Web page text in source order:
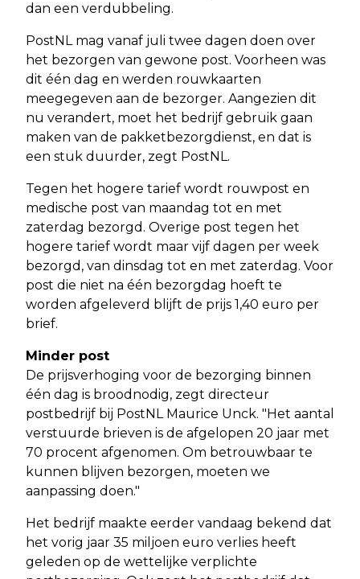
dan een verdubbeling.
PostNL mag vanaf juli twee dagen doen over
het bezorgen van gewone post. Voorheen was
dit één dag en werden rouwkaarten
meegegeven aan de bezorger. Aangezien dit
nu verandert, moet het bedrijf gebruik gaan
maken van de pakketbezorgdienst, en dat is
een stuk duurder, zegt PostNL.
Tegen het hogere tarief wordt rouwpost en
medische post van maandag tot en met
zaterdag bezorgd. Overige post tegen het
hogere tarief wordt maar vijf dagen per week
bezorgd, van dinsdag tot en met zaterdag. Voor
post die niet na één bezorgdag hoeft te
worden afgeleverd blijft de prijs 1,40 euro per
brief.
Minder post
De prijsverhoging voor de bezorging binnen
één dag is broodnodig, zegt directeur
postbedrijf bij PostNL Maurice Unck. "Het aantal
verstuurde brieven is de afgelopen 20 jaar met
70 procent afgenomen. Om betrouwbaar te
kunnen blijven bezorgen, moeten we
aanpassing doen."
Het bedrijf maakte eerder vandaag bekend dat
het vorig jaar 35 miljoen euro verlies heeft
geleden op de wettelijke verplichte